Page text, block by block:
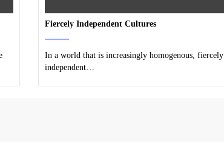
Fiercely Independent Cultures
In a world that is increasingly homogenous, fiercely
independent…